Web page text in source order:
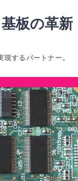
板の革新
するパートナー。